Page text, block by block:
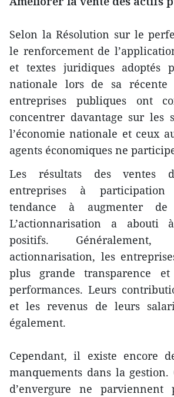
Selon la Résolution sur le
le renforcement de
et textes juridiques adoptés
nationale lors de sa récente
entreprises publiques ont
concentrer davantage sur les
l’économie nationale et ceux
agents économiques ne
Les résultats des ventes
entreprises à
tendance à augmenter
L’actionnarisation a abouti
positifs.
actionnarisation, les
plus grande transparence
performances. Leurs
et les revenus de leurs
également.
Cependant, il existe encore
manquements dans la gestion.
d’envergure ne